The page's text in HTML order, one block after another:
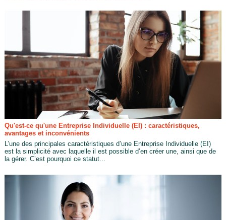
Qu'est-ce qu'une Entreprise Individuelle (EI) : caractéristiques,
avantages et inconvénients
L’une des principales caractéristiques d’une Entreprise Individuelle (EI)
est la simplicité avec laquelle il est possible d’en créer une, ainsi que de
la gérer. C’est pourquoi ce statut...